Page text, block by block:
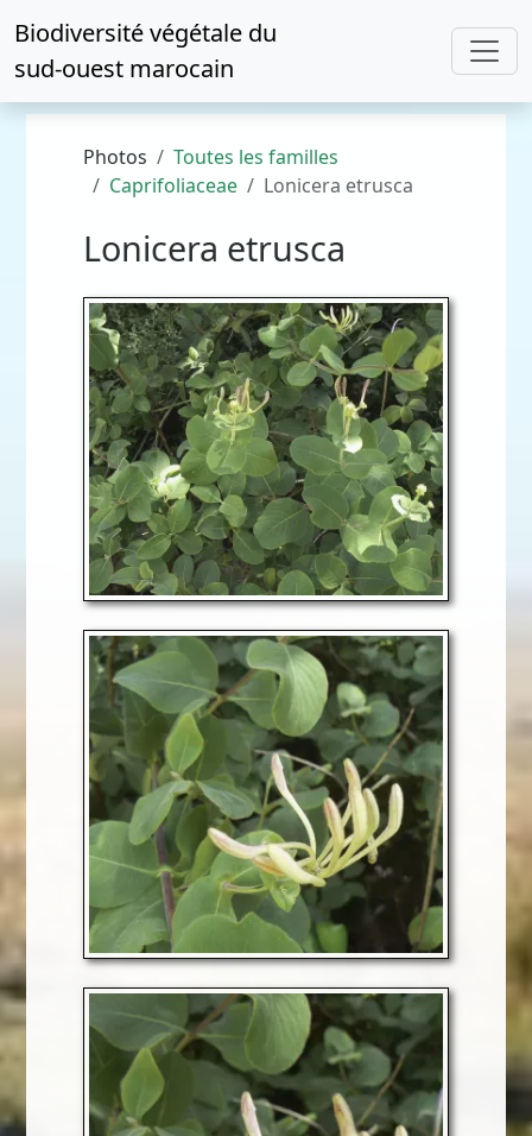
Biodiversité végétale du
sud-ouest marocain
Photos
Toutes les familles
Caprifoliaceae
Lonicera etrusca
Lonicera etrusca